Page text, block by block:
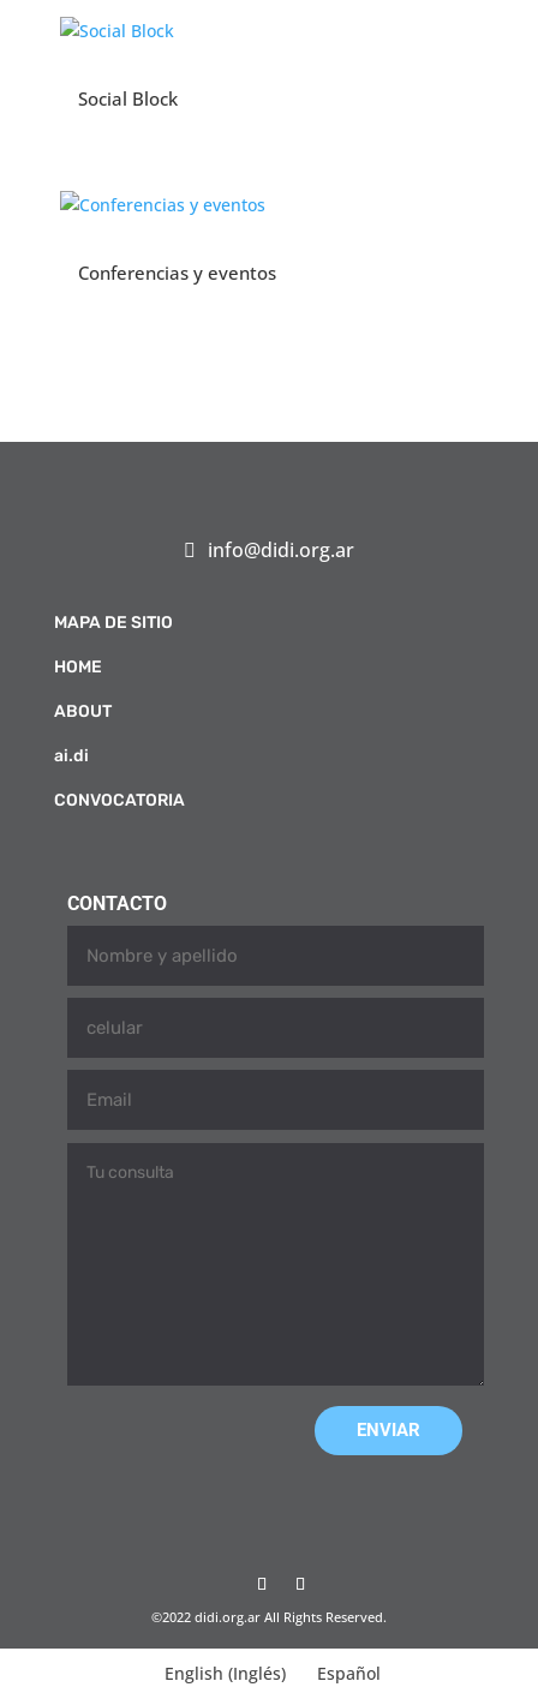
Social Block
Conferencias y eventos
info@didi.org.ar
MAPA DE SITIO
HOME
ABOUT
ai.di
CONVOCATORIA
CONTACTO
©2022 didi.org.ar All Rights Reserved.
English (Inglés) Español